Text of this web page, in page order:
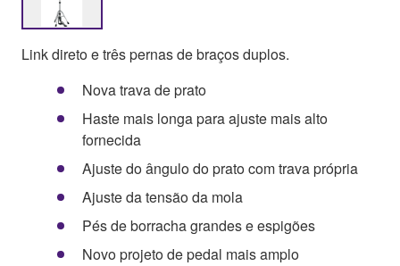
Link direto e três pernas de braços duplos.
Nova trava de prato
Haste mais longa para ajuste mais alto
fornecida
Ajuste do ângulo do prato com trava própria
Ajuste da tensão da mola
Pés de borracha grandes e espigões
Novo projeto de pedal mais amplo